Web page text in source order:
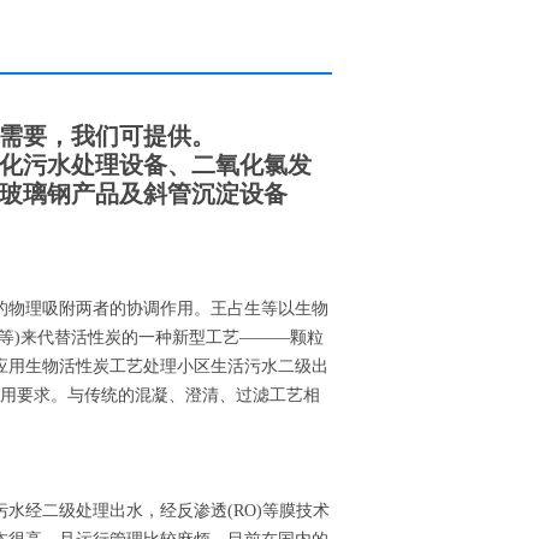
要，我们可提供。
污水处理设备、二氧化氯发
璃钢产品及斜管沉淀设备
理吸附两者的协调作用。王占生等以生物
等)来代替活性炭的一种新型工艺———颗粒
生物活性炭工艺处理小区生活污水二级出
要求。与传统的混凝、澄清、过滤工艺相
经二级处理出水，经反渗透(RO)等膜技术